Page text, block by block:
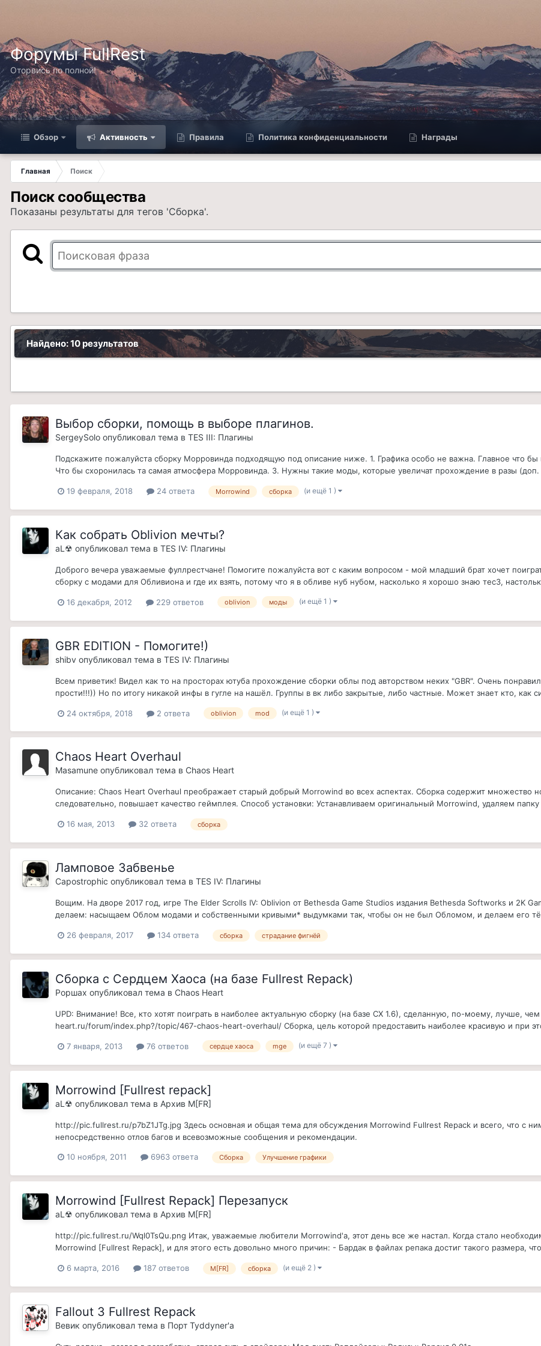
Форумы FullRest
Оторвись по полной!
Обзор Активность Правила Политика конфиденциальности Награды
Главная
Поиск
Поиск сообщества
Показаны результаты для тегов 'Сборка'.
Найдено: 10 результатов
Выбор сборки, помощь в выборе плагинов.
SergeySolo опубликовал тема в TES III: Плагины
Подскажите пожалуйста сборку Морровинда подходящую под описание ниже. 1. Графика особо не важна. Главное что
Что бы схоронилась та самая атмосфера Морровинда. 3. Нужны такие моды, которые увеличат прохождение в разы
19 февраля, 2018 24 ответа Morrowind сборка (и ещё 1 )
Как собрать Oblivion мечты?
aL☢ опубликовал тема в TES IV: Плагины
Доброго вечера уважаемые фуллрестчане! Помогите пожалуйста вот с каким вопросом - мой младший брат хочет
сборку с модами для Обливиона и где их взять, потому что я в обливе нуб нубом, насколько я хорошо знаю тес3,
16 декабря, 2012 229 ответов oblivion моды (и ещё 1 )
GBR EDITION - Помогите!)
shibv опубликовал тема в TES IV: Плагины
Всем приветик! Видел как то на просторах ютуба прохождение сборки облы под авторством неких "GBR". Очень
прости!!!)) Но по итогу никакой инфы в гугле на нашёл. Группы в вк либо закрытые, либо частные. Может знает кто, как
24 октября, 2018 2 ответа oblivion mod (и ещё 1 )
Chaos Heart Overhaul
Masamune опубликовал тема в Chaos Heart
Описание: Chaos Heart Overhaul преображает старый добрый Morrowind во всех аспектах. Сборка содержит множество
следовательно, повышает качество геймплея. Способ установки: Устанавливаем оригинальный Morrowind, удаляем
16 мая, 2013 32 ответа сборка
Ламповое Забвенье
Capostrophic опубликовал тема в TES IV: Плагины
Вощим. На дворе 2017 год, игре The Elder Scrolls IV: Oblivion от Bethesda Game Studios издания Bethesda Softworks и 2K
делаем: насыщаем Облом модами и собственными кривыми* выдумками так, чтобы он не был Обломом, и делаем его
26 февраля, 2017 134 ответа сборка страдание фигнёй
Сборка с Сердцем Хаоса (на базе Fullrest Repack)
Роршах опубликовал тема в Chaos Heart
UPD: Внимание! Все, кто хотят поиграть в наиболее актуальную сборку (на базе СХ 1.6), сделанную, по-моему, лучше,
heart.ru/forum/index.php?/topic/467-chaos-heart-overhaul/ Сборка, цель которой предоставить наиболее красивую и при
7 января, 2013 76 ответов сердце хаоса mge (и ещё 7 )
Morrowind [Fullrest repack]
aL☢ опубликовал тема в Архив M[FR]
http://pic.fullrest.ru/p7bZ1JTg.jpg Здесь основная и общая тема для обсуждения Morrowind Fullrest Repack и всего, что с
непосредственно отлов багов и всевозможные сообщения и рекомендации.
10 ноября, 2011 6963 ответа Сборка Улучшение графики
Morrowind [Fullrest Repack] Перезапуск
aL☢ опубликовал тема в Архив M[FR]
http://pic.fullrest.ru/Wql0TsQu.png Итак, уважаемые любители Morrowind'а, этот день все же настал. Когда стало
Morrowind [Fullrest Repack], и для этого есть довольно много причин: - Бардак в файлах репака достиг такого размера,
6 марта, 2016 187 ответов M[FR] сборка (и ещё 2 )
Fallout 3 Fullrest Repack
Вевик опубликовал тема в Порт Tyddyner'а